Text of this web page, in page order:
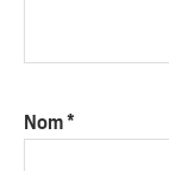
Nom*